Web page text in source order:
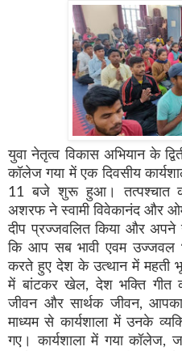
युवा नेतृत्व विकास अभियान के
कॉलेज गया में एक दिवसीय
11 बजे शुरू हुआ। तत्पश्चात
अशरफ ने स्वामी विवेकानंद और
दीप प्रज्जवलित किया और अपने
कि आप सब भावी एवम उज्जवल
करते हुए देश के उत्थान में महती
में बांटकर खेल, देश भक्ति गीत
जीवन और सार्थक जीवन, आपका
माध्यम से कार्यशाला में उनके
गए। कार्यशाला में गया कॉलेज,